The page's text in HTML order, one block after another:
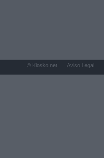
© Kiosko.net Aviso Legal